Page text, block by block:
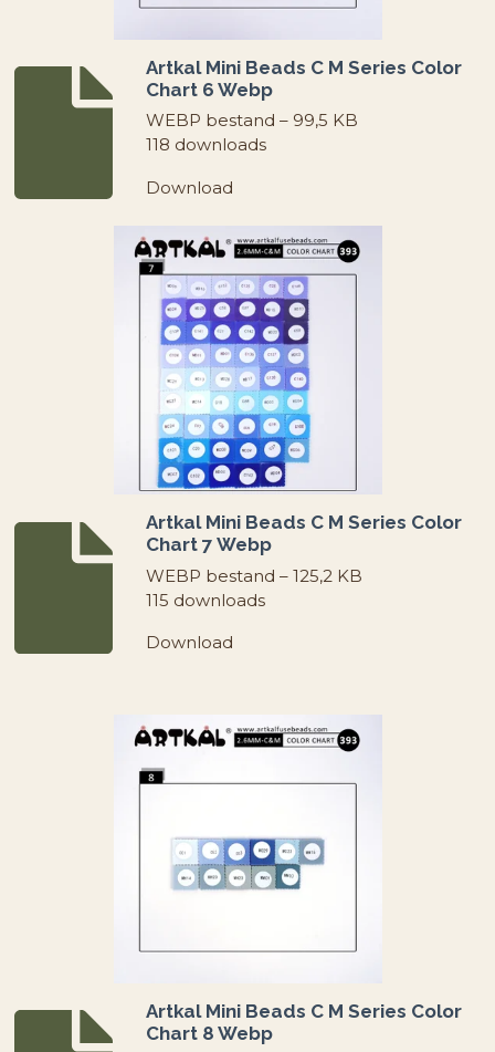
Artkal Mini Beads C M Series Color
Chart 6 Webp
WEBP bestand – 99,5 KB
118 downloads
Download
Artkal Mini Beads C M Series Color
Chart 7 Webp
WEBP bestand – 125,2 KB
115 downloads
Download
Artkal Mini Beads C M Series Color
Chart 8 Webp